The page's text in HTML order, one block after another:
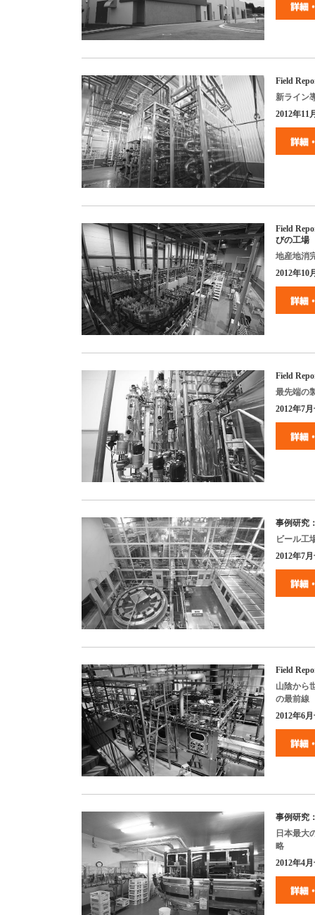
Field
新ライン
2012年11
Field
びの工場
地産地消
2012年10
Field
最先端の
2012年7月
事例研究
ビール工
2012年7月
Field
山陰から
の最前線
2012年6月
事例研究
日本最大
略
2012年4月